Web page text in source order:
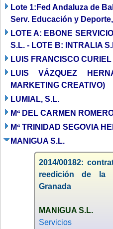
Lote 1:Fed Andaluza de
Serv. Educación y
LOTE A: EBONE
S.L. - LOTE B: INTRALIA
LUIS FRANCISCO CURIEL
LUIS VÁZQUEZ
MARKETING CREATIVO)
LUMIAL, S.L.
Mª DEL CARMEN
Mª TRINIDAD SEGOVIA
MANIGUA S.L.
2014/00182:
reedición de la
Granada
MANIGUA S.L.
Servicios